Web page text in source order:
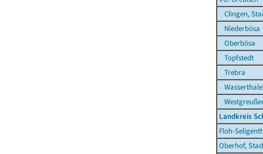
Clingen,
Niederbösa
Oberbösa
Topfstedt
Trebra
Landkreis
Floh-
Oberhof,